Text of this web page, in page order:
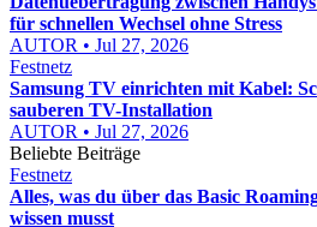
für schnellen Wechsel ohne Stress
AUTOR • Jul 27, 2026
Festnetz
Samsung TV einrichten mit Kabel:
sauberen TV-Installation
AUTOR • Jul 27, 2026
Beliebte Beiträge
Festnetz
Alles, was du über das Basic
wissen musst